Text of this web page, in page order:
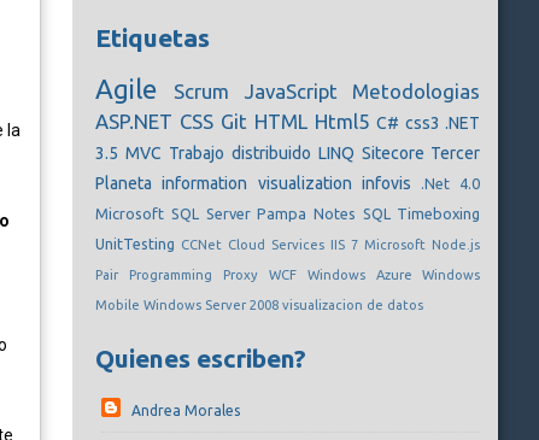
la
Etiquetas
Agile Scrum JavaScript Metodologias
ASP.NET CSS Git HTML Html5 C# css3.NET
3.5MVC Trabajo distribuido LINQ Sitecore Tercer
Planetainformation visualization infovis
.Net 4.0
Microsoft SQL ServerPampa Notes SQL Timeboxing
UnitTesting CCNet Cloud Services IIS 7 Microsoft Node.js
Pair Programming Proxy WCF Windows AzureWindows
MobileWindows Server 2008visualizacion de datos
Quienes escriben?
Andrea Morales